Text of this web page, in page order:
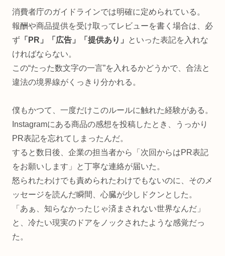
消費者庁のガイドラインでは明確に定められている。
報酬や商品提供を受け取ってレビューを書く場合は、必
ず 「PR」「広告」「提供あり」
といった表記を入れな
ければならない。
この“たった数文字の一言”を入れるかどうかで、合法と
違法の境界線がくっきり分かれる。
僕もかつて、一度だけこのルールに触れた経験がある。
Instagramにある商品の感想を投稿したとき、うっかり
PR表記を忘れてしまったんだ。
すると数日後、企業の担当者から「次回からはPR表記
をお願いします」と丁寧な連絡が届いた。
怒られたわけでも責められたわけでもないのに、そのメ
ッセージを読んだ瞬間、心臓が少しドクンとした。
「あぁ、知らなかったじゃ済まされない世界なんだ」
と、冷たい現実のドアをノックされたような感覚だっ
た。